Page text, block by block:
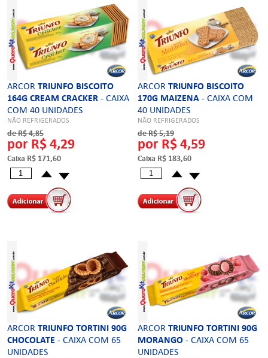
ARCOR TRIUNFO BISCOITO
164G CREAM CRACKER- CAIXA
COM 40 UNIDADES
NÃO REFRIGERADOS
de R$ 4,85
por R$ 4,29
Caixa R$ 171,60
ARCOR TRIUNFO BISCOITO
170G MAIZENA- CAIXA COM
40 UNIDADES
NÃO REFRIGERADOS
de R$ 5,19
por R$ 4,59
Caixa R$ 183,60
ARCOR TRIUNFO TORTINI 90G
CHOCOLATE - CAIXA COM 65
UNIDADES
ARCOR TRIUNFO TORTINI 90G
MORANGO- CAIXA COM 65
UNIDADES